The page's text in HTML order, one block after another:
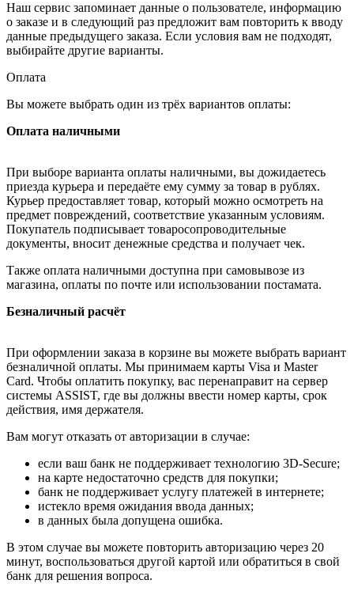
Наш сервис запоминает данные о пользователе, информацию
о заказе и в следующий раз предложит вам повторить к вводу
данные предыдущего заказа. Если условия вам не подходят,
выбирайте другие варианты.
Оплата
Вы можете выбрать один из трёх вариантов оплаты:
Оплата наличными
При выборе варианта оплаты наличными, вы дожидаетесь
приезда курьера и передаёте ему сумму за товар в рублях.
Курьер предоставляет товар, который можно осмотреть на
предмет повреждений, соответствие указанным условиям.
Покупатель подписывает товаросопроводительные
документы, вносит денежные средства и получает чек.
Также оплата наличными доступна при самовывозе из
магазина, оплаты по почте или использовании постамата.
Безналичный расчёт
При оформлении заказа в корзине вы можете выбрать вариант
безналичной оплаты. Мы принимаем карты Visa и Master
Card. Чтобы оплатить покупку, вас перенаправит на сервер
системы ASSIST, где вы должны ввести номер карты, срок
действия, имя держателя.
Вам могут отказать от авторизации в случае:
если ваш банк не поддерживает технологию 3D-Secure;
на карте недостаточно средств для покупки;
банк не поддерживает услугу платежей в интернете;
истекло время ожидания ввода данных;
в данных была допущена ошибка.
В этом случае вы можете повторить авторизацию через 20
минут, воспользоваться другой картой или обратиться в свой
банк для решения вопроса.